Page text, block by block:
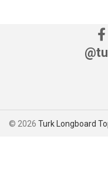
© 2026 Turk Longboard